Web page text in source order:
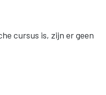
cursus is, zijn er geen